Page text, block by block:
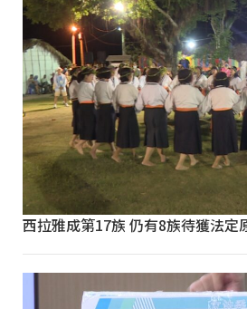
西拉雅成第17族 仍有8族待獲法定